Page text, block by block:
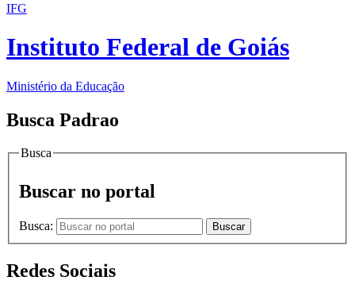
IFG
Instituto Federal de Goiás
Ministério da Educação
Busca Padrao
Busca
Buscar no portal
Busca: Buscar
Redes Sociais